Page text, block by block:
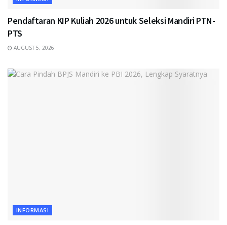
Pendaftaran KIP Kuliah 2026 untuk Seleksi Mandiri PTN-
PTS
AUGUST 5, 2026
INFORMASI